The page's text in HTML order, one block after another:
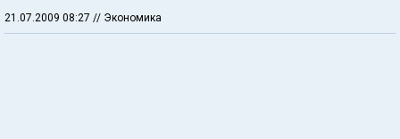
21.07.2009 08:27 // Экономика